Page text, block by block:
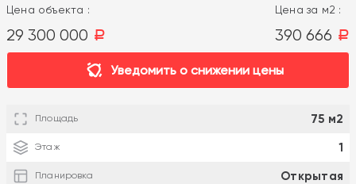
Цена объекта :
29 300 000 a
Цена за м2 :
390 666 a
Уведомить о снижении цены
Площадь 75 м2
Этаж 1
Планировка Открытая